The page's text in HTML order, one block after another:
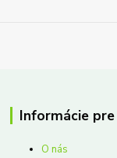
Informácie
O nás